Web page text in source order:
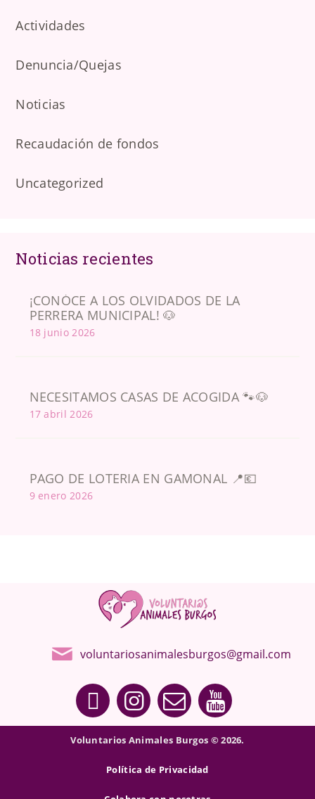
Actividades
Denuncia/Quejas
Noticias
Recaudación de fondos
Uncategorized
Noticias recientes
¡CONÓCE A LOS OLVIDADOS DE LA
PERRERA MUNICIPAL! 🐶
18 junio 2026
NECESITAMOS CASAS DE ACOGIDA 🐾🐶
17 abril 2026
PAGO DE LOTERIA EN GAMONAL 📍💶
9 enero 2026
voluntariosanimalesburgos@gmail.com
Voluntarios Animales Burgos © 2026.
Política de Privacidad